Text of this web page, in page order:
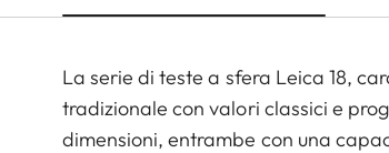
La serie di teste a sfera Leica 18,
tradizionale con valori classici e
dimensioni, entrambe con una